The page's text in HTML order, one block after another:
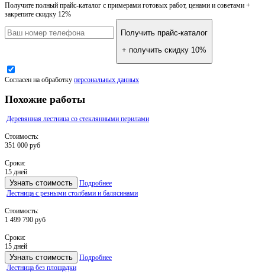
Получите полный прайс-каталог с примерами готовых работ, ценами и советами +
закрепите скидку 12%
Получить прайс-каталог
+ получить скидку 10%
Согласен на обработку персональных данных
Похожие работы
Деревянная лестница со стеклянными перилами
Стоимость:
351 000 руб
Сроки:
15 дней
Узнать стоимость
Подробнее
Лестница с резными столбами и балясинами
Стоимость:
1 499 790 руб
Сроки:
15 дней
Узнать стоимость
Подробнее
Лестница без площадки